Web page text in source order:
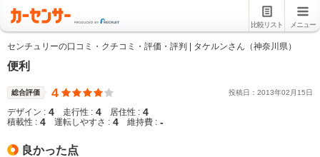
比較リスト メニュー
センチュリーの口コミ・クチコミ・評価・評判 | タケルンさん（神奈川県）
便利
総合評価 4 投稿日： 2013年02 月 15日
デザイン : 4 走行性 : 4 居住性 : 4
積載性 : 4 運転しやすさ : 4 維持費 : -
良かった点